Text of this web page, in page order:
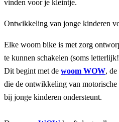
vinden voor je kleintje.
Ontwikkeling van jonge kinderen
Elke woom bike is met zorg
te kunnen schakelen (soms
Dit begint met de woom WOW,
die de ontwikkeling van
bij jonge kinderen ondersteunt.